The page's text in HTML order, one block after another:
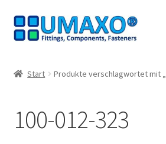
Zur
Navigation
Zum
Inhalt
Datenschutz
Start Produkte verschlagwortet mit
100-012-323